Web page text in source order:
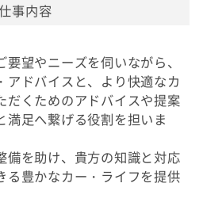
事内容
望やニーズを伺いながら、
アドバイスと、より快適なカ
だくためのアドバイスや提案
満足へ繋げる役割を担いま
備を助け、貴方の知識と対応
る豊かなカー・ライフを提供